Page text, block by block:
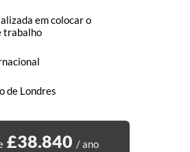
em colocar o
trabalho
de Londres
£38.840 / ano